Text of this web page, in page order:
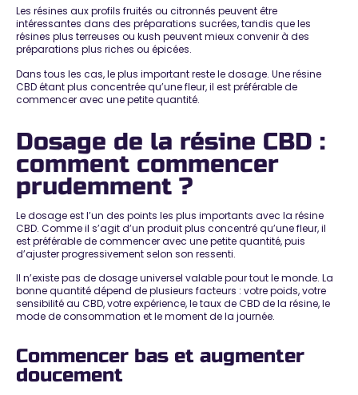
Les résines aux profils fruités ou citronnés peuvent être
intéressantes dans des préparations sucrées, tandis que les
résines plus terreuses ou kush peuvent mieux convenir à des
préparations plus riches ou épicées.
Dans tous les cas, le plus important reste le dosage. Une résine
CBD étant plus concentrée qu’une fleur, il est préférable de
commencer avec une petite quantité.
Dosage de la résine CBD :
comment commencer
prudemment ?
Le dosage est l’un des points les plus importants avec la résine
CBD. Comme il s’agit d’un produit plus concentré qu’une fleur, il
est préférable de commencer avec une petite quantité, puis
d’ajuster progressivement selon son ressenti.
Il n’existe pas de dosage universel valable pour tout le monde. La
bonne quantité dépend de plusieurs facteurs : votre poids, votre
sensibilité au CBD, votre expérience, le taux de CBD de la résine, le
mode de consommation et le moment de la journée.
Commencer bas et augmenter
doucement